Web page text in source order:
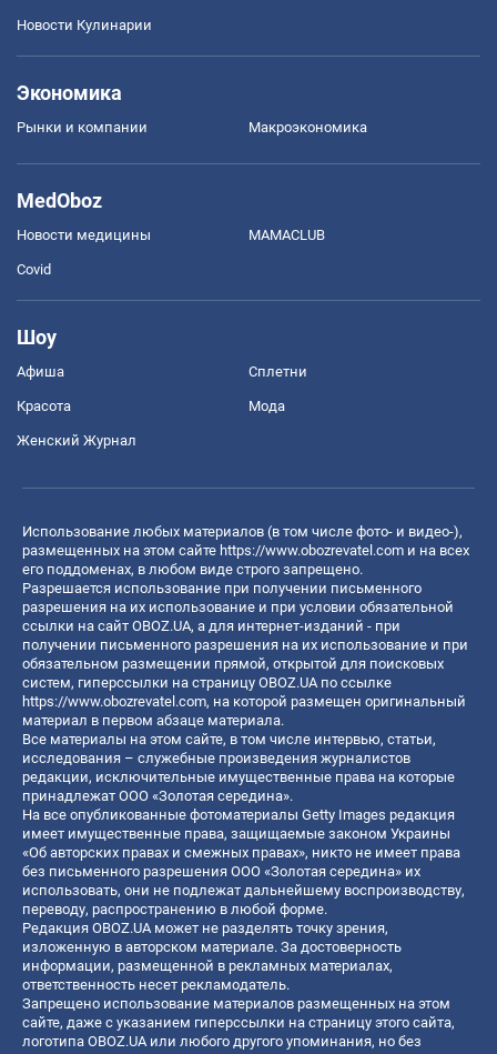
Новости Кулинарии
Экономика
Рынки и компании Mакроэкономика
MedOboz
Новости медицины MAMACLUB
Covid
Шоу
Афиша Сплетни
Красота Мода
Женский Журнал
Использование любых материалов (в том числе фото- и видео-),
размещенных на этом сайте https://www.obozrevatel.com и на всех
его поддоменах, в любом виде строго запрещено.
Разрешается использование при получении письменного
разрешения на их использование и при условии обязательной
ссылки на сайт OBOZ.UA, а для интернет-изданий - при
получении письменного разрешения на их использование и при
обязательном размещении прямой, открытой для поисковых
систем, гиперссылки на страницу OBOZ.UA по ссылке
https://www.obozrevatel.com, на которой размещен оригинальный
материал в первом абзаце материала.
Все материалы на этом сайте, в том числе интервью, статьи,
исследования – служебные произведения журналистов
редакции, исключительные имущественные права на которые
принадлежат ООО «Золотая середина».
На все опубликованные фотоматериалы Getty Images редакция
имеет имущественные права, защищаемые законом Украины
«Об авторских правах и смежных правах», никто не имеет права
без письменного разрешения ООО «Золотая середина» их
использовать, они не подлежат дальнейшему воспроизводству,
переводу, распространению в любой форме.
Редакция OBOZ.UA может не разделять точку зрения,
изложенную в авторском материале. За достоверность
информации, размещенной в рекламных материалах,
ответственность несет рекламодатель.
Запрещено использование материалов размещенных на этом
сайте, даже с указанием гиперссылки на страницу этого сайта,
логотипа OBOZ.UA или любого другого упоминания, но без